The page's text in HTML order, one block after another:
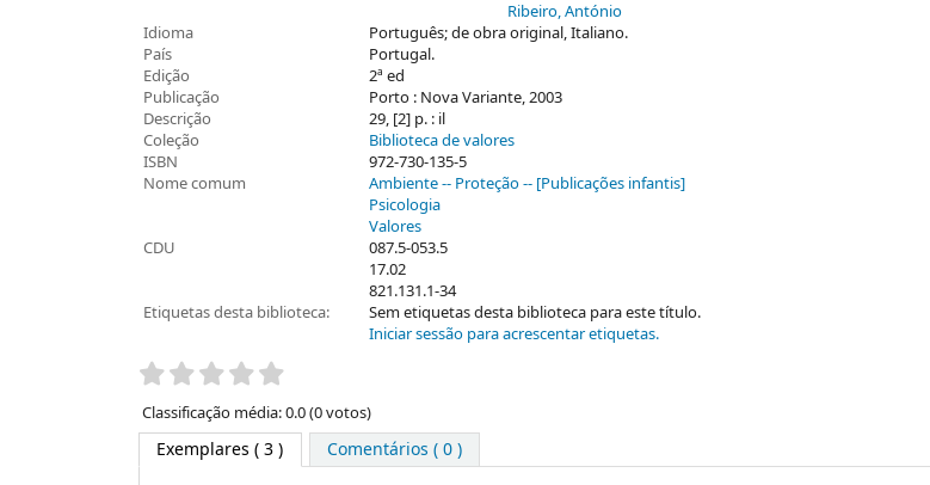
Ribeiro, António
Idioma
Português; de obra original, Italiano.
País
Portugal.
Edição
2ª ed
Publicação
Porto : Nova Variante, 2003
Descrição
29, [2] p. : il
Coleção
Biblioteca de valores
ISBN
972-730-135-5
Nome comum
Ambiente -- Proteção -- [Publicações infantis]
Psicologia
Valores
CDU
087.5-053.5
17.02
821.131.1-34
Etiquetas desta biblioteca:
Sem etiquetas desta biblioteca para este título.
Iniciar sessão para acrescentar etiquetas.
Pontuação
Classificação média: 0.0 (0 votos)
Exemplares ( 3 ) Comentários ( 0 )